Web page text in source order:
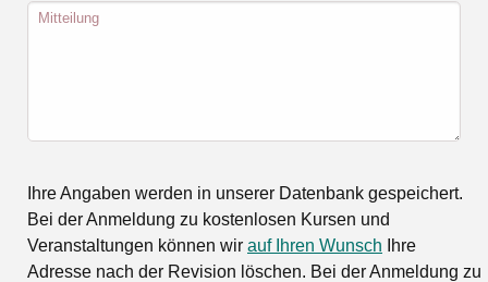
Mitteilung
Ihre Angaben werden in unserer Datenbank gespeichert.
Bei der Anmeldung zu kostenlosen Kursen und
Veranstaltungen können wir auf Ihren Wunsch Ihre
Adresse nach der Revision löschen. Bei der Anmeldung zu